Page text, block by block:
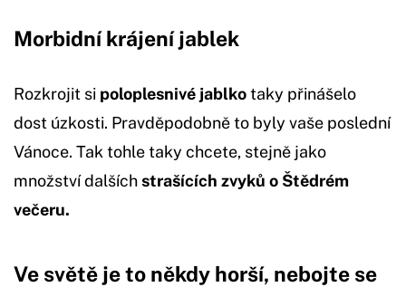
Morbidní krájení jablek
Rozkrojit si poloplesnivé jablkotaky přinášelo
dost úzkosti. Pravděpodobně to byly vaše poslední
Vánoce. Tak tohle taky chcete, stejně jako
množství dalšíchstrašících zvyků o Štědrém
večeru.
Ve světě je to někdy horší, nebojte se